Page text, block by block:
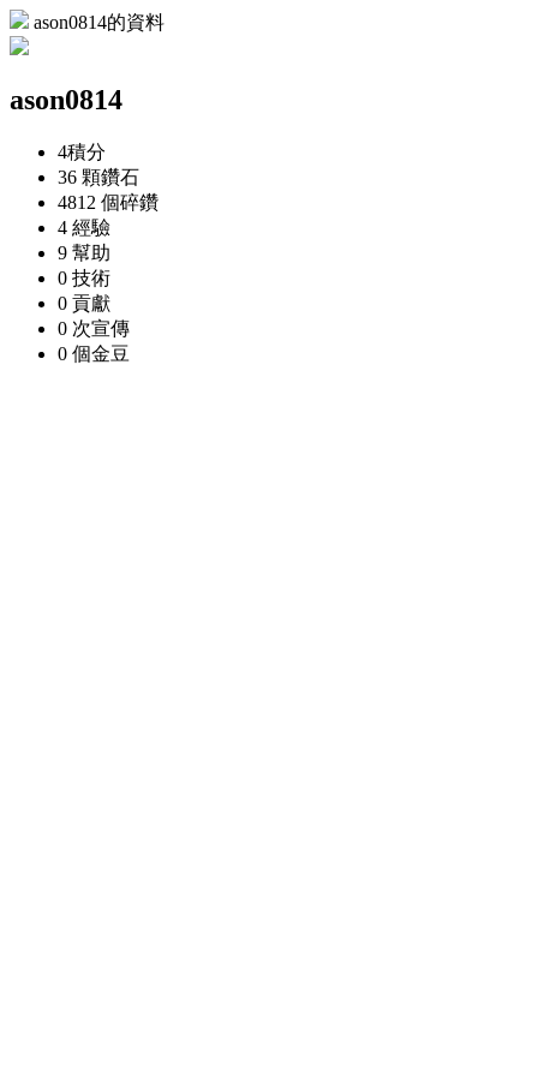
ason0814的資料
ason0814
4積分
36 顆鑽石
4812 個碎鑽
4 經驗
9 幫助
0 技術
0 貢獻
0 次宣傳
0 個金豆